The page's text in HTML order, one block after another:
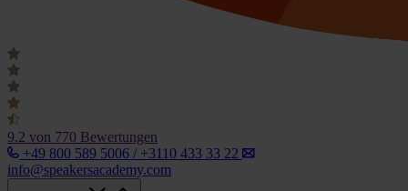
9.2 von 770 Bewertungen
+49 800 589 5006 / +3110 433 33 22
info@speakersacademy.com